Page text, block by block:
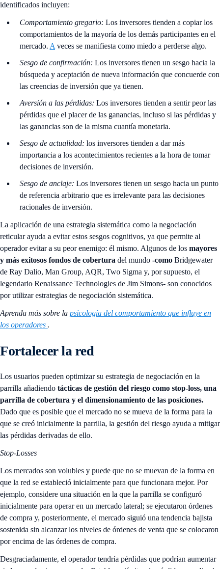
identificados incluyen:
Comportamiento gregario: Los inversores tienden a copiar los
comportamientos de la mayoría de los demás participantes en el
mercado. Aveces se manifiesta como miedo a perderse algo.
Sesgo de confirmación: Los inversores tienen un sesgo hacia la
búsqueda y aceptación de nueva información que concuerde con
las creencias de inversión que ya tienen.
Aversión a las pérdidas: Los inversores tienden a sentir peor las
pérdidas que el placer de las ganancias, incluso si las pérdidas y
las ganancias son de la misma cuantía monetaria.
Sesgo de actualidad: los inversores tienden a dar más
importancia a los acontecimientos recientes a la hora de tomar
decisiones de inversión.
Sesgo de anclaje: Los inversores tienen un sesgo hacia un punto
de referencia arbitrario que es irrelevante para las decisiones
racionales de inversión.
La aplicación de una estrategia sistemática como la negociación
reticular ayuda a evitar estos sesgos cognitivos, ya que permite al
operador evitar a su peor enemigo: él mismo. Algunos de los mayores
y más exitosos fondos de cobertura del mundo -como Bridgewater
de Ray Dalio, Man Group, AQR, Two Sigma y, por supuesto, el
legendario Renaissance Technologies de Jim Simons- son conocidos
por utilizar estrategias de negociación sistemática.
Aprenda más sobre la psicología del comportamiento que influye en
los operadores .
Fortalecer la red
Los usuarios pueden optimizar su estrategia de negociación en la
parrilla añadiendo tácticas de gestión del riesgo como stop-loss, una
parrilla de cobertura y el dimensionamiento de las posiciones.
Dado que es posible que el mercado no se mueva de la forma para la
que se creó inicialmente la parrilla, la gestión del riesgo ayuda a mitigar
las pérdidas derivadas de ello.
Stop-Losses
Los mercados son volubles y puede que no se muevan de la forma en
que la red se estableció inicialmente para que funcionara mejor. Por
ejemplo, considere una situación en la que la parrilla se configuró
inicialmente para operar en un mercado lateral; se ejecutaron órdenes
de compra y, posteriormente, el mercado siguió una tendencia bajista
sostenida sin alcanzar los niveles de órdenes de venta que se colocaron
por encima de las órdenes de compra.
Desgraciadamente, el operador tendría pérdidas que podrían aumentar